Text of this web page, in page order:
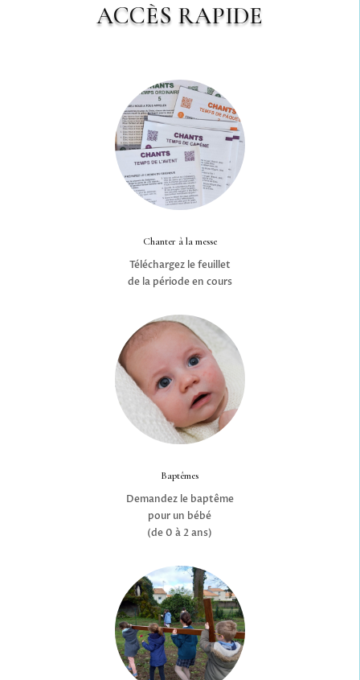
ACCÈS RAPIDE
Chanter à la messe
Téléchargez le feuillet
de la période en cours
Baptêmes
Demandez le baptême
pour un bébé
(de 0 à 2 ans)